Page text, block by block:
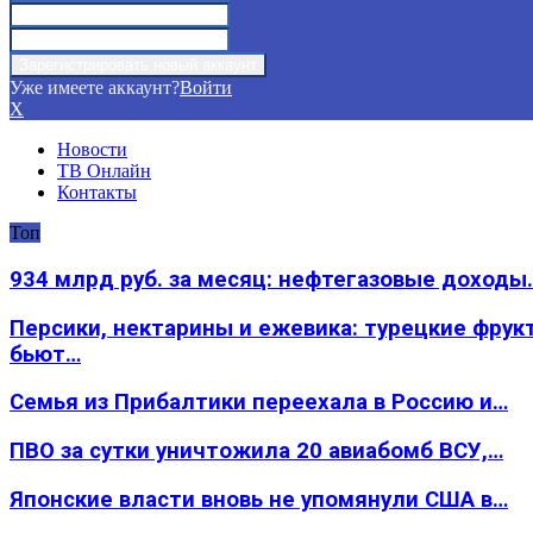
Уже имеете аккаунт?Войти
X
Новости
ТВ Онлайн
Контакты
Топ
934 млрд руб. за месяц: нефтегазовые
Персики, нектарины и ежевика: турецкие
бьют…
Семья из Прибалтики переехала в Россию и…
ПВО за сутки уничтожила 20 авиабомб ВСУ,…
Японские власти вновь не упомянули США в…